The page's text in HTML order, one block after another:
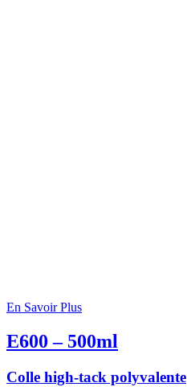
En Savoir Plus
E600 – 500ml
Colle high-tack polyvalente